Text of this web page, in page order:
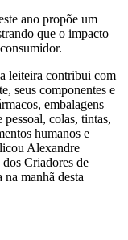
ano propõe um
que o impacto
leiteira contribui com
seus componentes e
embalagens
colas, tintas,
humanos e
Alexandre
Criadores de
manhã desta